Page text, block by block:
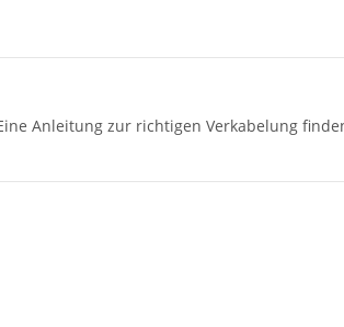
Anleitung zur richtigen Verkabelung